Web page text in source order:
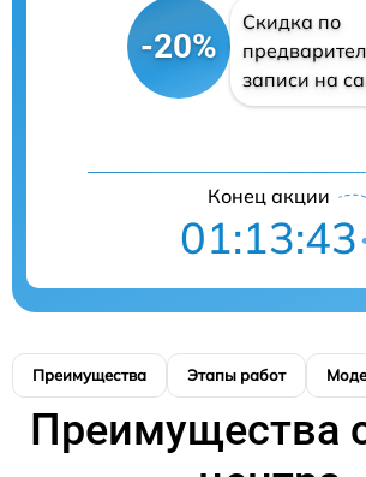
-20%
Скидка по
записи на
Конец акции
01:13:42
Преимущества Этапы работ
Преимущества